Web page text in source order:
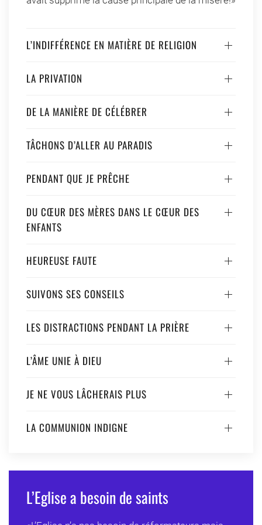
L’INDIFFÉRENCE EN MATIÈRE DE RELIGION
LA PRIVATION
DE LA MANIÈRE DE CÉLÉBRER
TÂCHONS D’ALLER AU PARADIS
PENDANT QUE JE PRÊCHE
DU CŒUR DES MÈRES DANS LE CŒUR DES
ENFANTS
HEUREUSE FAUTE
SUIVONS SES CONSEILS
LES DISTRACTIONS PENDANT LA PRIÈRE
L’ÂME UNIE À DIEU
JE NE VOUS LÂCHERAIS PLUS
LA COMMUNION INDIGNE
L’Eglise a besoin de saints